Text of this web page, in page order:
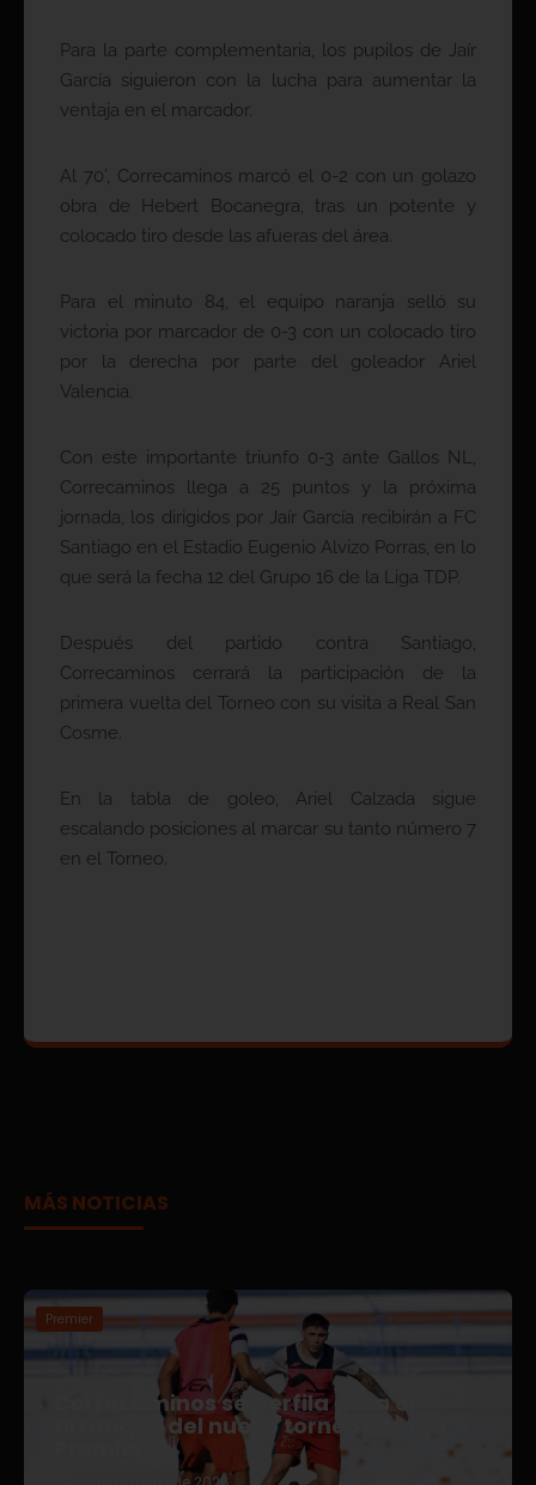
Para la parte complementaria, los pupilos de Jaír
García siguieron con la lucha para aumentar la
ventaja en el marcador.
Al 70’, Correcaminos marcó el 0-2 con un golazo
obra de Hebert Bocanegra, tras un potente y
colocado tiro desde las afueras del área.
Para el minuto 84, el equipo naranja selló su
victoria por marcador de 0-3 con un colocado tiro
por la derecha por parte del goleador Ariel
Valencia.
Con este importante triunfo 0-3 ante Gallos NL,
Correcaminos llega a 25 puntos y la próxima
jornada, los dirigidos por Jaír García recibirán a FC
Santiago en el Estadio Eugenio Alvizo Porras, en lo
que será la fecha 12 del Grupo 16 de la Liga TDP.
Después del partido contra Santiago,
Correcaminos cerrará la participación de la
primera vuelta del Torneo con su visita a Real San
Cosme.
En la tabla de goleo, Ariel Calzada sigue
escalando posiciones al marcar su tanto número 7
en el Torneo.
MÁS NOTICIAS
Premier
Correcaminos se perfila para el
arranque del nuevo torneo en Liga